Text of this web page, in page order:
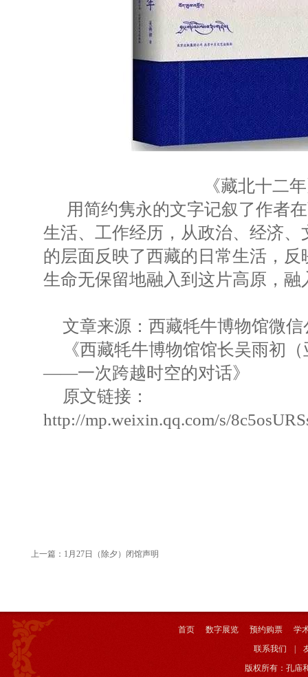
《藏北十二
用简约隽永的文字记叙了作者
生活、工作经历，从政治、经济
的层面反映了西藏的日常生活，
生命无保留地融入到这片高原，
文章来源：西藏牦牛博物馆微信
《西藏牦牛博物馆馆长吴雨初
——一次跨越时空的对话》
原文链接：
http://mp.weixin.qq.com/s/
上一篇： 1月27日（除夕）闭馆声明
首页 数字展览 预约购票
学
联系我们
版权所有：孔庙